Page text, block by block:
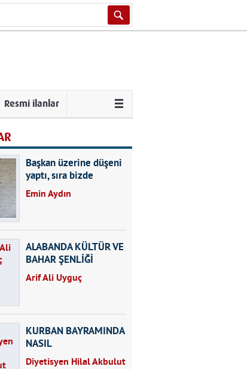
Resmi ilanlar
Başkan üzerine düşeni
yaptı, sıra bizde
Emin Aydın
ALABANDA KÜLTÜR VE
BAHAR ŞENLİĞİ
Arif Ali Uyguç
KURBAN BAYRAMINDA
NASIL
BESLENMELİYİZ?
Diyetisyen Hilal Akbulut